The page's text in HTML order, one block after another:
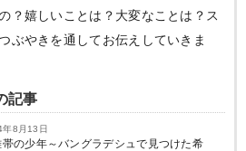
？嬉しいことは？大変なことは？ス
ぶやきを通してお伝えしていきま
記事
8月13日
帯の少年～バングラデシュで見つけた希